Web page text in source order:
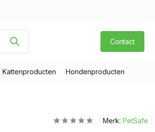
Contact
Kattenproducten Hondenproducten
Merk: PetSafe